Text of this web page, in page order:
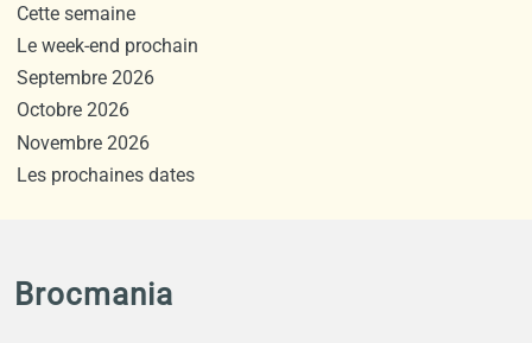
Cette semaine
Le week-end prochain
Septembre 2026
Octobre 2026
Novembre 2026
Les prochaines dates
Brocmania